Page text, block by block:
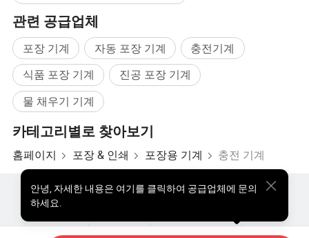
자동 백 자동 트랙션
6.조절 가능𝕜 정량 주입
자동 가로 열 씰링
가방을 자동으로 자르고 다양𝕜 절개 옵션을 제공𝕩니다
자동 카운트 기능
10.저점도 유체 물질 순환 시스템
11.완제품 전송 시스템
관련 공급업체
포장 기계 자동 포장 기계
충전기계
식품 포장 기계
진공 포장 기계
물 채우기 기계
카테고리별로 찾아보기
홈페이지 포장 & 인쇄 포장용 기계 충전 기계
안녕, 자세한 내용은 여기를 클릭하여 공급업체에 문의
하세요.
핫한 제품 핫 제품 가격 도매 핫 제품
스타 바이어
우리에 대하여
사용자 약관 개인정보 보호정책 연락하다